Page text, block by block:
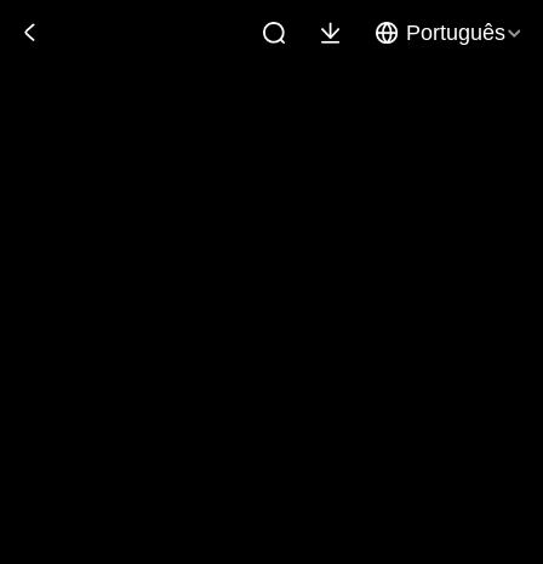
Português